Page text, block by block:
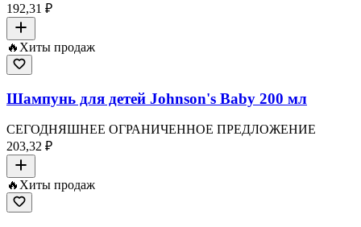
192,31 ₽
🔥 Хиты продаж
Шампунь для детей Johnson's Baby 200 мл
СЕГОДНЯШНЕЕ ОГРАНИЧЕННОЕ ПРЕДЛОЖЕНИЕ
203,32 ₽
🔥Хиты продаж